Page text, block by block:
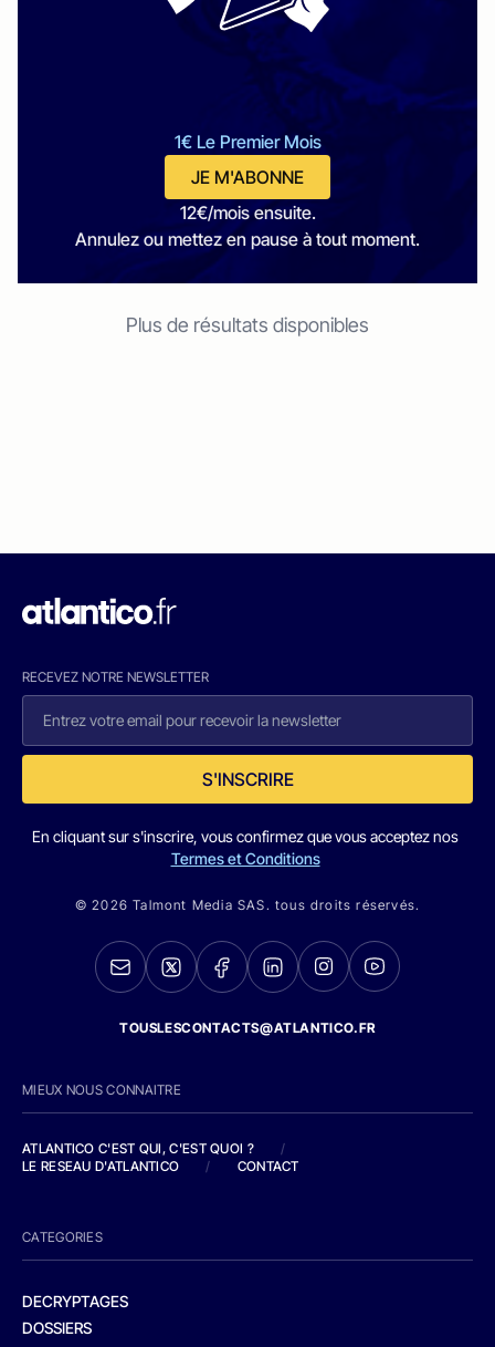
1€ Le Premier Mois
JE M'ABONNE
12€/mois ensuite.
Annulez ou mettez en pause à tout moment.
Plus de résultats disponibles
RECEVEZ NOTRE NEWSLETTER
S'INSCRIRE
En cliquant sur s'inscrire, vous confirmez que vous acceptez nos
Termes et Conditions
© 2026 Talmont Media SAS. tous droits réservés.
TOUSLESCONTACTS@ATLANTICO.FR
MIEUX NOUS CONNAITRE
ATLANTICO C'EST QUI, C'EST QUOI ?
/
LE RESEAU D'ATLANTICO
/ CONTACT
CATEGORIES
DECRYPTAGES
DOSSIERS